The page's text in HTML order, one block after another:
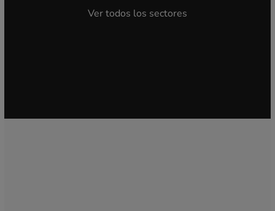
Ver todos los sectores